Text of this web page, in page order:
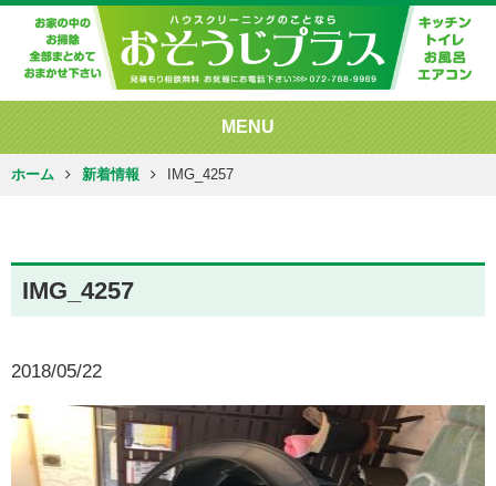
MENU
ホーム 新着情報 IMG_4257
IMG_4257
2018/05/22